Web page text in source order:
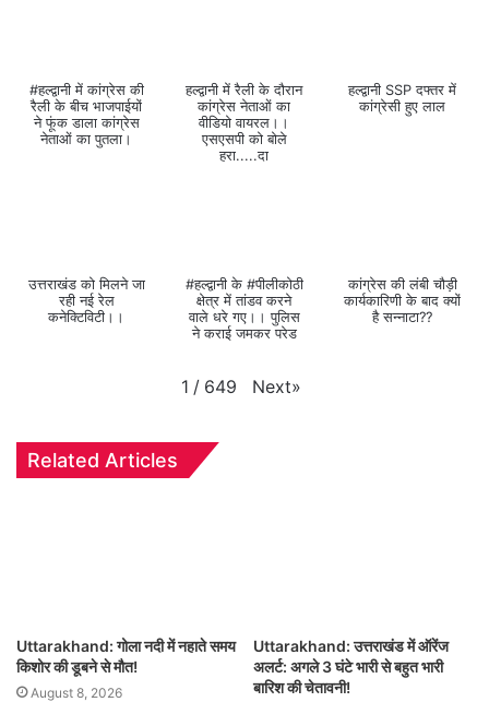
#हल्द्वानी में कांग्रेस की
रैली के बीच भाजपाईयों
ने फूंक डाला कांग्रेस
नेताओं का पुतला।
हल्द्वानी में रैली के दौरान
कांग्रेस नेताओं का
वीडियो वायरल।।
एसएसपी को बोले
हरा.....दा
हल्द्वानी SSP दफ्तर में
कांग्रेसी हुए लाल
उत्तराखंड को मिलने जा
रही नई रेल
कनेक्टिविटी।।
#हल्द्वानी के #पीलीकोठी
क्षेत्र में तांडव करने
वाले धरे गए।। पुलिस
ने कराई जमकर परेड
कांग्रेस की लंबी चौड़ी
कार्यकारिणी के बाद क्यों
है सन्नाटा??
1 / 649 Next»
Related Articles
Uttarakhand: गोला नदी में नहाते समय
किशोर की डूबने से मौत!
August 8, 2026
Uttarakhand: उत्तराखंड में ऑरेंज
अलर्ट: अगले 3 घंटे भारी से बहुत भारी
बारिश की चेतावनी!